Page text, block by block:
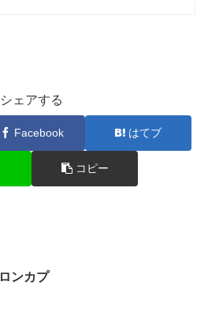
シェアする
Facebook はてブ
コピー
ロンカプ